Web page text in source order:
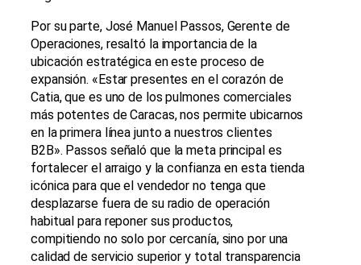
Por su parte, José Manuel Passos, Gerente de
Operaciones, resaltó la importancia de la
ubicación estratégica en este proceso de
expansión. «Estar presentes en el corazón de
Catia, que es uno de los pulmones comerciales
más potentes de Caracas, nos permite ubicarnos
en la primera línea junto a nuestros clientes
B2B». Passos señaló que la meta principal es
fortalecer el arraigo y la confianza en esta tienda
icónica para que el vendedor no tenga que
desplazarse fuera de su radio de operación
habitual para reponer sus productos,
compitiendo no solo por cercanía, sino por una
calidad de servicio superior y total transparencia